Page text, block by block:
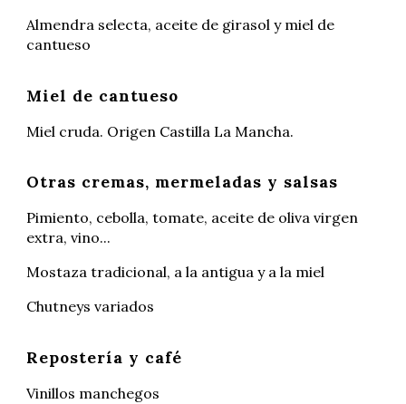
Almendra selecta, aceite de girasol y miel de
cantueso
Miel de cantueso
Miel cruda. Origen Castilla La Mancha.
Otras cremas, mermeladas y salsas
Pimiento, cebolla, tomate, aceite de oliva virgen
extra, vino...
Mostaza tradicional, a la antigua y a la miel
Chutneys variados
Repostería y café
Vinillos manchegos